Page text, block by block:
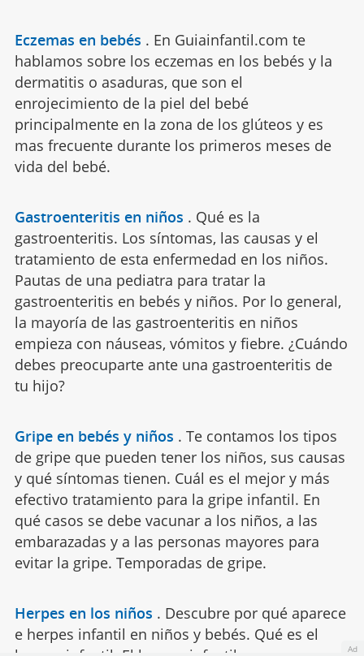
Eczemas en bebés . En Guiainfantil.com te
hablamos sobre los eczemas en los bebés y la
dermatitis o asaduras, que son el
enrojecimiento de la piel del bebé
principalmente en la zona de los glúteos y es
mas frecuente durante los primeros meses de
vida del bebé.
Gastroenteritis en niños . Qué es la
gastroenteritis. Los síntomas, las causas y el
tratamiento de esta enfermedad en los niños.
Pautas de una pediatra para tratar la
gastroenteritis en bebés y niños. Por lo general,
la mayoría de las gastroenteritis en niños
empieza con náuseas, vómitos y fiebre. ¿Cuándo
debes preocuparte ante una gastroenteritis de
tu hijo?
Gripe en bebés y niños . Te contamos los tipos
de gripe que pueden tener los niños, sus causas
y qué síntomas tienen. Cuál es el mejor y más
efectivo tratamiento para la gripe infantil. En
qué casos se debe vacunar a los niños, a las
embarazadas y a las personas mayores para
evitar la gripe. Temporadas de gripe.
Herpes en los niños . Descubre por qué aparece
e herpes infantil en niños y bebés. Qué es el
Ad